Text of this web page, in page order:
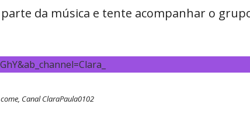
da música e tente acompanhar o
Canal ClaraPaula0102